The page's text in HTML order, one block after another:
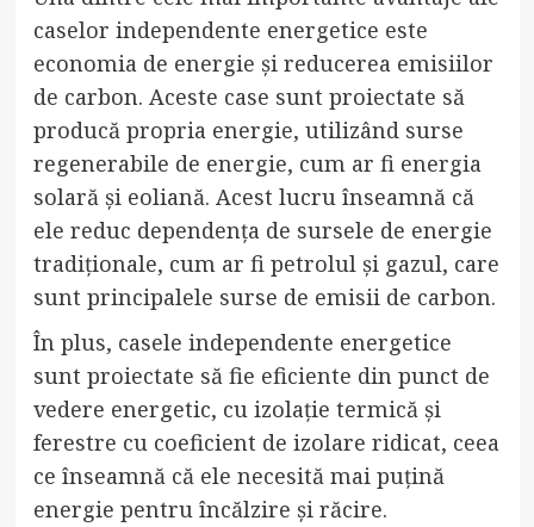
caselor independente energetice este
economia de energie și reducerea emisiilor
de carbon. Aceste case sunt proiectate să
producă propria energie, utilizând surse
regenerabile de energie, cum ar fi energia
solară și eoliană. Acest lucru înseamnă că
ele reduc dependența de sursele de energie
tradiționale, cum ar fi petrolul și gazul, care
sunt principalele surse de emisii de carbon.
În plus, casele independente energetice
sunt proiectate să fie eficiente din punct de
vedere energetic, cu izolație termică și
ferestre cu coeficient de izolare ridicat, ceea
ce înseamnă că ele necesită mai puțină
energie pentru încălzire și răcire.